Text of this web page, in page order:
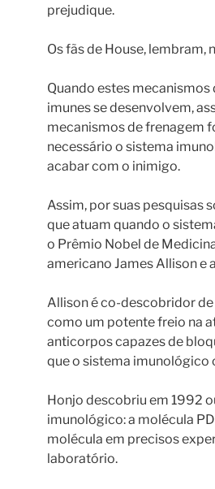
prejudique.
Os fãs de House, lembram,
Quando estes
imunes se desenvolvem,
mecanismos de frenagem
necessário o sistema
acabar com o inimigo.
Assim, por suas pesquisas
que atuam quando o
o Prêmio Nobel de
americano James Allison e
Allison é co-descobridor
como um potente freio na
anticorpos capazes de
que o sistema imunológico
Honjo descobriu em 1992
imunológico: a molécula
molécula em precisos
laboratório.